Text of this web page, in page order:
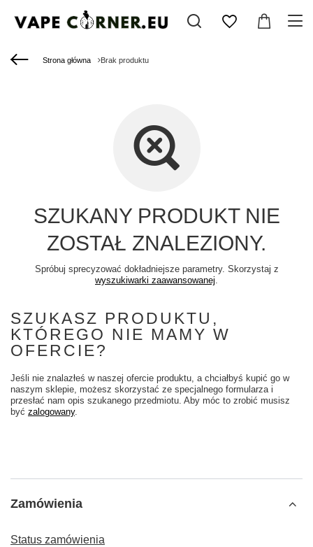
Strona główna Brak produktu
SZUKANY PRODUKT NIE
ZOSTAŁ ZNALEZIONY.
Spróbuj sprecyzować dokładniejsze parametry. Skorzystaj z
wyszukiwarki zaawansowanej.
SZUKASZ PRODUKTU,
KTÓREGO NIE MAMY W
OFERCIE?
Jeśli nie znalazłeś w naszej ofercie produktu, a chciałbyś kupić go w
naszym sklepie, możesz skorzystać ze specjalnego formularza i
przesłać nam opis szukanego przedmiotu. Aby móc to zrobić musisz
być zalogowany.
Zamówienia
Status zamówienia